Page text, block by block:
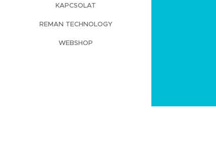
KAPCSOLAT
REMAN TECHNOLOGY
WEBSHOP